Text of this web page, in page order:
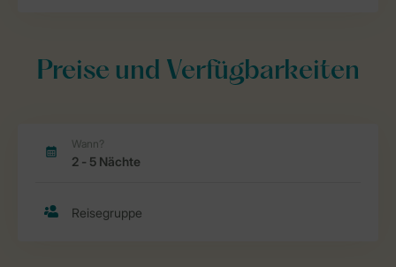
Preise und Verfügbarkeiten